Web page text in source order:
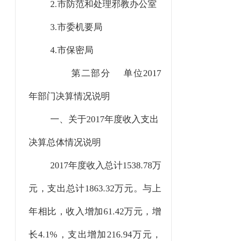
2.市防范和处理邪教办公室
3.市委机要局
4.市保密局
第二部分 单位2017
年部门决算情况说明
一、关于2017年度收入支出
决算总体情况说明
2017年度收入总计1538.78万
元，支出总计1863.32万元。与上
年相比，收入增加61.42万元，增
长4.1%，支出增加216.94万元，